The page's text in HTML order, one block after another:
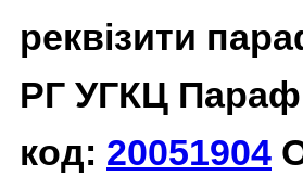
реквізити
РГ УГКЦ
код: 20051904